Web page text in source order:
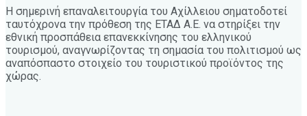
Η σημερινή επαναλειτουργία του Αχίλλειου σηματοδοτεί
ταυτόχρονα την πρόθεση της ΕΤΑΔ Α.Ε. να στηρίξει την
εθνική προσπάθεια επανεκκίνησης του ελληνικού
τουρισμού, αναγνωρίζοντας τη σημασία του πολιτισμού ως
αναπόσπαστο στοιχείο του τουριστικού προϊόντος της
χώρας.